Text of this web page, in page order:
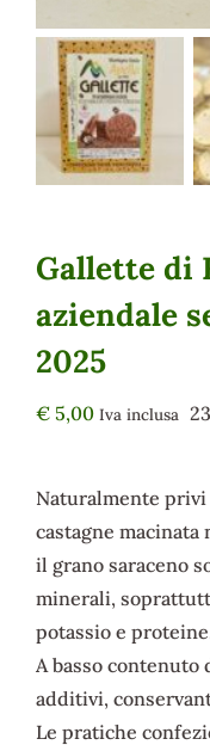
Gallette di
aziendale
2025
€ 5,00 Iva inclusa
Naturalmente
castagne
il grano saraceno
minerali,
potassio e
A basso contenuto
additivi,
Le pratiche